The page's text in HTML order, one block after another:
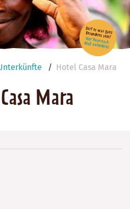
Hotel Casa Mara
Mara
Darf es was ganz Besonderes sein?
Hier Reise nach Maß anfordern!